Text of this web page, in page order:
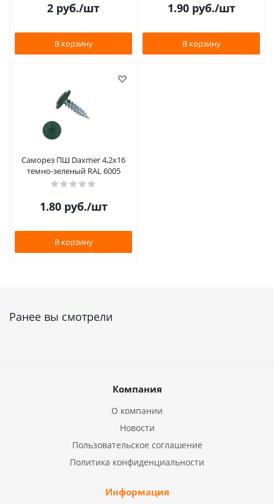
2 руб./шт
В корзину
1.90руб./шт
В корзину
Саморез ПШ Daxmer 4,2х16
темно-зеленый RAL 6005
1.80руб./шт
В корзину
Ранее вы смотрели
Компания
О компании
Новости
Пользовательское соглашение
Политика конфиденциальности
Информация